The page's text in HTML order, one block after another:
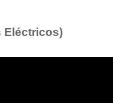
Eléctricos)